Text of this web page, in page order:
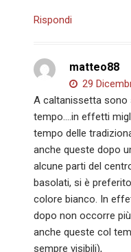
Rispondi
matteo88
29
A caltanissetta sono
tempo….in effetti
tempo delle
anche queste dopo
alcune parti del
basolati, si è
colore bianco. In
dopo non occorre
anche queste col
sempre visibili),